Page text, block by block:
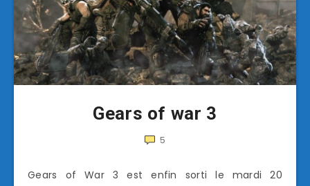
Gears of war 3
5
Gears of War 3 est enfin sorti le mardi 20